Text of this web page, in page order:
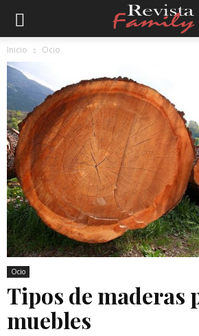
Inicio Ocio
Ocio
Tipos de maderas
muebles